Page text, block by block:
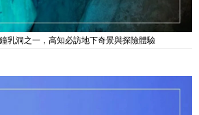
乳洞之一，高知必訪地下奇景與探險體驗